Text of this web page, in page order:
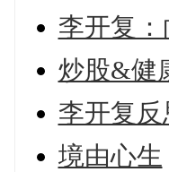
李开复
炒股&健
李开复
境由心生